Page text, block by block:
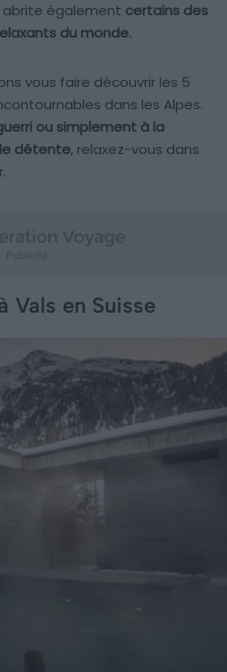
abrite également certains des
du monde.
vous faire découvrir les 5
dans les Alpes.
ou simplement à la
détente, relaxez-vous dans
Vals en Suisse